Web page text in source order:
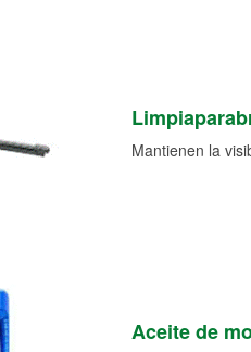
Mantienen la
Aceite de